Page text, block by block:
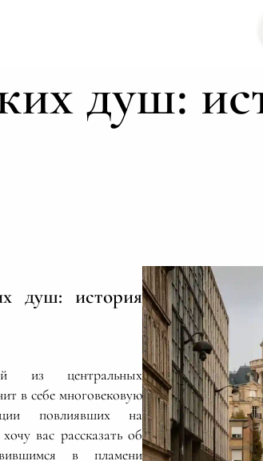
душ:
душ: история
из центральных
в себе многовековую
повлиявших на
вас рассказать об
в пламени